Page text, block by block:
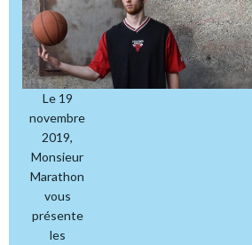
Le 19
novembre
2019,
Monsieur
Marathon
vous
présente
les